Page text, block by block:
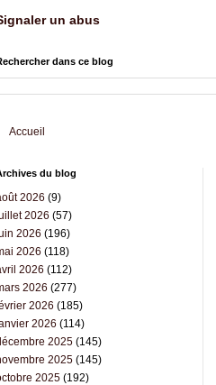
un abus
dans ce blog
Accueil
du blog
2026 (9)
2026 (57)
2026 (196)
2026 (118)
2026 (112)
2026 (277)
2026 (185)
2026 (114)
2025(145)
2025(145)
2025(192)